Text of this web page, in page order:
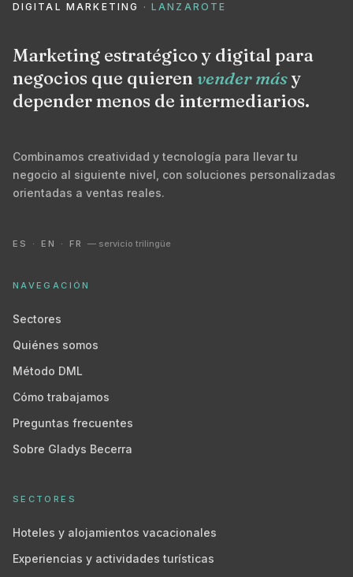
DIGITAL MARKETING · LANZAROTE
Marketing estratégico y digital para
negocios que quieren vender másy
depender menos de intermediarios.
Combinamos creatividad y tecnología para llevar tu
negocio al siguiente nivel, con soluciones personalizadas
orientadas a ventas reales.
ES · EN · FR— servicio trilingüe
NAVEGACIÓN
Sectores
Quiénes somos
Método DML
Cómo trabajamos
Preguntas frecuentes
Sobre Gladys Becerra
SECTORES
Hoteles y alojamientos vacacionales
Experiencias y actividades turísticas